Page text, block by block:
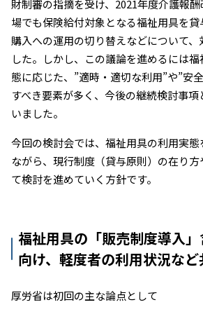
財制審の指摘を受け、2021年度介護報
場でも保険給付対象となる福祉用具を
購入への運用の切り替えなどについて、
した。しかし、この議論を進めるには
態に応じた、”適時・適切な利用”や”安
すべき要素が多く、今後の継続検討事
いました。
今回の検討会では、福祉用具の利用実
ながら、現行制度（貸与原則）の在り
て検討を進めていく方針です。
福祉用具の「販売制度導入
向け、軽度者の利用状況など
厚労省は初回の主な論点として